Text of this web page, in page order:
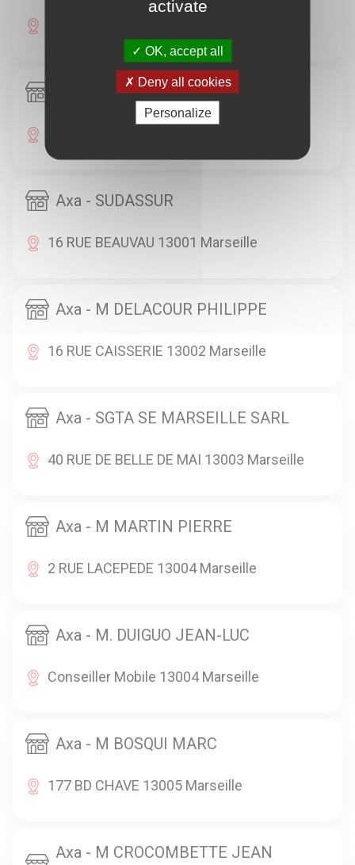
Axa - M TAIEB BERNARD
Axa - SUDASSUR
16 RUE BEAUVAU 13001 Marseille
Axa - M DELACOUR PHILIPPE
16 RUE CAISSERIE 13002 Marseille
Axa - SGTA SE MARSEILLE SARL
40 RUE DE BELLE DE MAI 13003 Marseille
Axa - M MARTIN PIERRE
2 RUE LACEPEDE 13004 Marseille
Axa - M. DUIGUO JEAN-LUC
Conseiller Mobile 13004 Marseille
Axa - M BOSQUI MARC
177 BD CHAVE 13005 Marseille
Axa - M CROCOMBETTE JEAN
activate
OK, accept all
Deny all cookies
Personalize